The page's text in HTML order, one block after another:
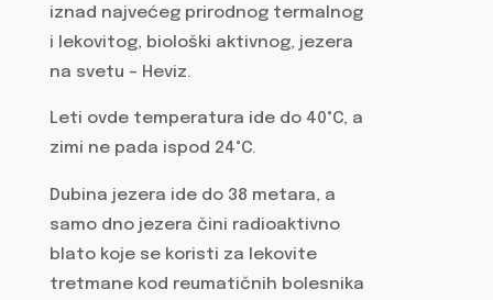
iznad najvećeg prirodnog termalnog
i lekovitog, biološki aktivnog, jezera
na svetu – Heviz.
Leti ovde temperatura ide do 40°C, a
zimi ne pada ispod 24°C.
Dubina jezera ide do 38 metara, a
samo dno jezera čini radioaktivno
blato koje se koristi za lekovite
tretmane kod reumatičnih bolesnika